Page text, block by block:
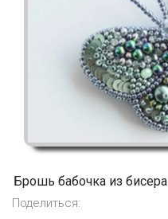
Брошь бабочка из бисера
Поделиться: